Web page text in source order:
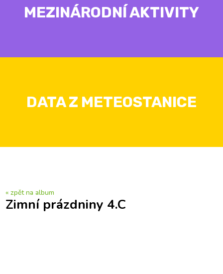
MEZINÁRODNÍ AKTIVITY
DATA Z METEOSTANICE
« zpět na album
Zimní prázdniny 4.C